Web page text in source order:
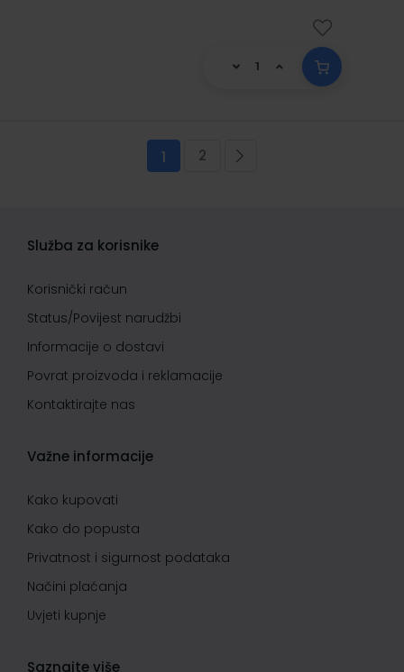
Stranica
Trenutno pregledavate stranicu
1 Stranica
2
Služba za korisnike
Korisnički račun
Status/Povijest narudžbi
Informacije o dostavi
Povrat proizvoda i reklamacije
Kontaktirajte nas
Važne informacije
Kako kupovati
Kako do popusta
Privatnost i sigurnost podataka
Načini plaćanja
Uvjeti kupnje
Saznajte više